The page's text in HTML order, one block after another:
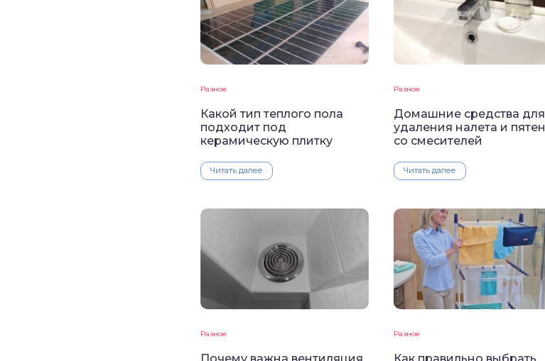
Разное
Какой тип теплого пола
подходит под
керамическую плитку
Читать далее
Разное
Домашние средства для
удаления налета и пятен
со смесителей
Читать далее
Разное Разное